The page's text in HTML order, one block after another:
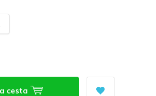
cesta